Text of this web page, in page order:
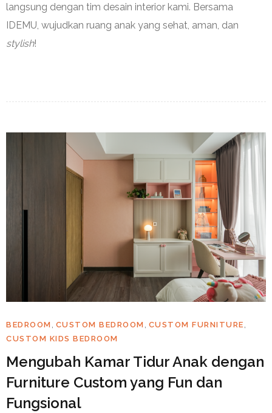
langsung dengan tim desain interior kami. Bersama
IDEMU, wujudkan ruang anak yang sehat, aman, dan
stylish!
BEDROOM , CUSTOM BEDROOM , CUSTOM FURNITURE ,
CUSTOM KIDS BEDROOM
Mengubah Kamar Tidur Anak dengan
Furniture Custom yang Fun dan
Fungsional